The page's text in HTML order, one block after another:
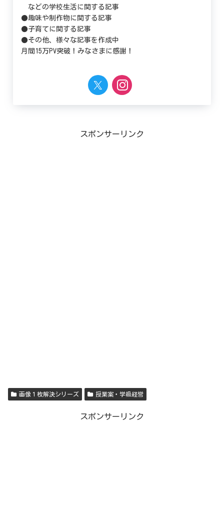
などの学校生活に関する記事
●趣味や制作物に関する記事
●子育てに関する記事
●その他、様々な記事を作成中
月間15万PV突破！みなさまに感謝！
スポンサーリンク
画像１枚解決シリーズ 授業案・学級経営
スポンサーリンク